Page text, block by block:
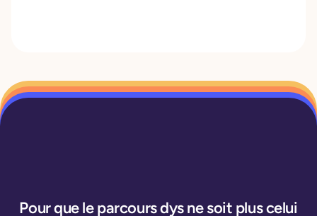
Pour que le parcours dys ne soit plus celui